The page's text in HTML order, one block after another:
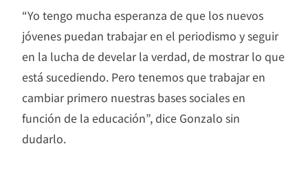
“Yo tengo mucha esperanza de que los nuevos
jóvenes puedan trabajar en el periodismo y seguir
en la lucha de develar la verdad, de mostrar lo que
está sucediendo. Pero tenemos que trabajar en
cambiar primero nuestras bases sociales en
función de la educación”, dice Gonzalo sin
dudarlo.